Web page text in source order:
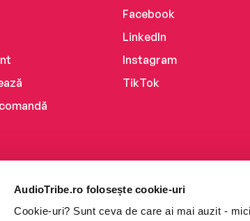
AudioTribe.ro folosește cookie-uri
Cookie-uri? Sunt ceva de care ai mai auzit -
Facebook
LinkedIn
Instagram
TikTok